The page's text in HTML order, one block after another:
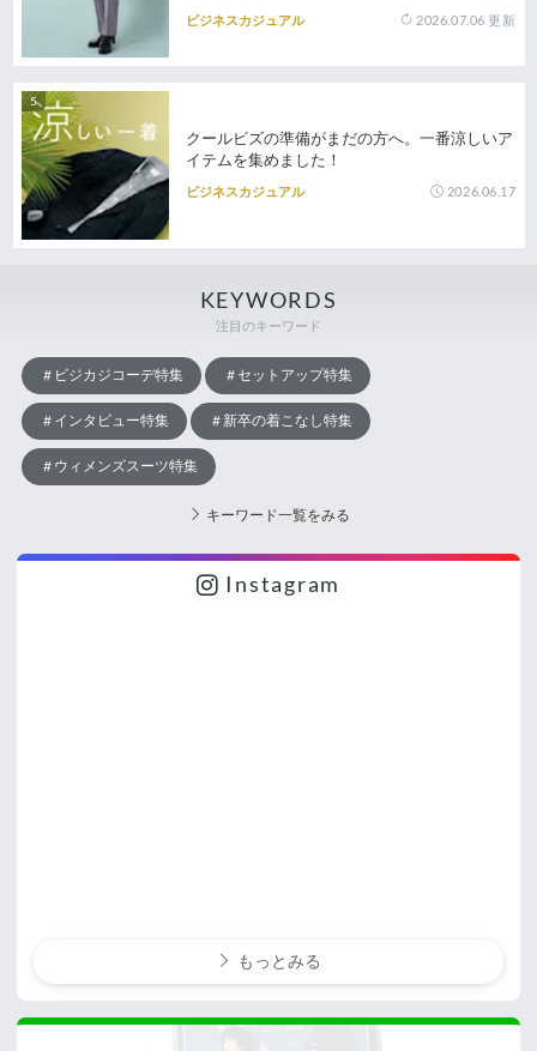
ビジネスカジュアル 2026.07.06 更新
クールビズの準備がまだの方へ。一番涼しいア
イテムを集めました！
ビジネスカジュアル 2026.06.17
KEYWORDS
注目のキーワード
ビジカジコーデ特集 セットアップ特集
インタビュー特集 新卒の着こなし特集
ウィメンズスーツ特集
キーワード一覧をみる
Instagram
もっとみる